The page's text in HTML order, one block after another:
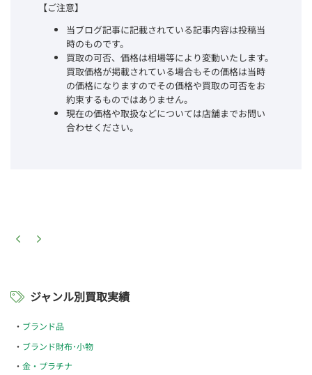
【ご注意】
当ブログ記事に記載されている記事内容は投稿当
時のものです。
買取の可否、価格は相場等により変動いたします。
買取価格が掲載されている場合もその価格は当時
の価格になりますのでその価格や買取の可否をお
約束するものではありません。
現在の価格や取扱などについては店舗までお問い
合わせください。
ジャンル別買取実績
ブランド品
ブランド財布･小物
金・プラチナ